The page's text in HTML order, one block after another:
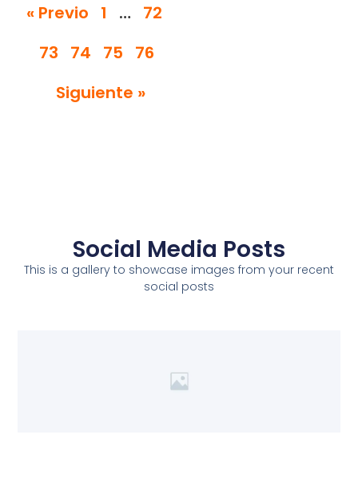
« Previo 1 …
72
73
74 75
76
Siguiente »
Social Media Posts
This is a gallery to showcase images from your recent
social posts